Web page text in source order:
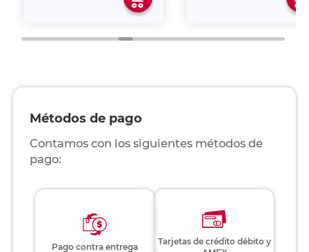
Métodos de pago
Contamos con los siguientes métodos de
pago:
Pago contra entrega
Tarjetas de crédito débito y